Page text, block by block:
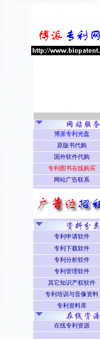
博派专利光盘
原版书代购
国外软件代购
专利图书在线购买
网站广告联系
专利申请软件
专利下载软件
专利分析软件
专利管理软件
其它知识产权软件
专利培训与音像资料
专利资料库
在线专利资源